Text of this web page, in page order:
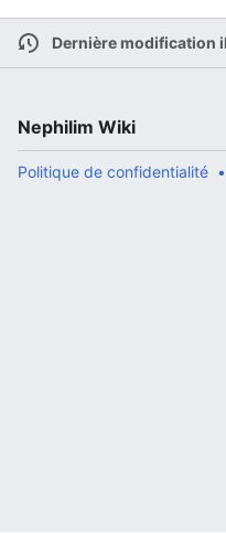
Dernière modification
Nephilim Wiki
Politique de confidentialité